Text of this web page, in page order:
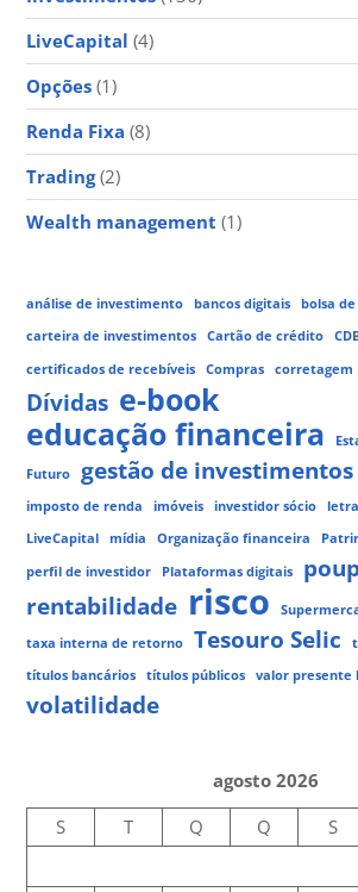
LiveCapital (4)
Opções (1)
Renda Fixa (8)
Trading(2)
Wealth management (1)
análise de investimento bancos digitais bolsa
carteira de investimentos
Cartão de crédito
certificados de recebíveis
Compras corretagem
Dívidas e-book
educação financeira
Futuro gestão de investimentos
imposto de renda imóveis investidor sócio
LiveCapital
mídia Organização financeira
perfil de investidor
Plataformas digitais
rentabilidade risco
taxa interna de retorno
Tesouro Selic
títulos bancários
títulos públicos valor presente
volatilidade
agosto 2026
S
T Q Q S